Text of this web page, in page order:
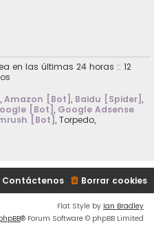
en las últimas 24 horas :: 12
, Amazon [Bot], Baidu [Spider],
[Bot], Google Adsense
[Bot], Torpedo,
Borrar cookies
Contáctenos
Flat Style by Ian Bradley
® Forum Software © phpBB Limited